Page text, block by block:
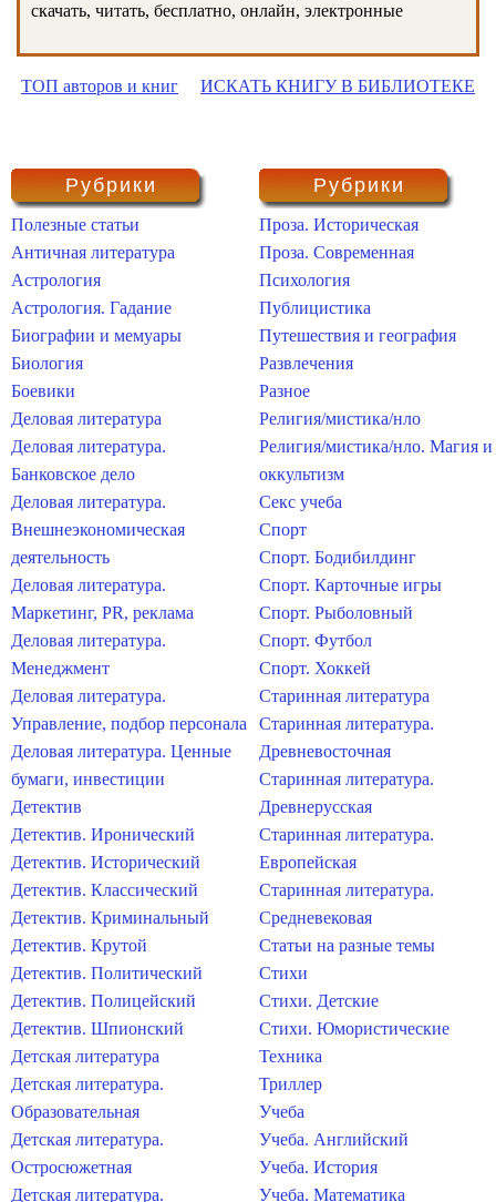
скачать, читать, бесплатно, онлайн, электронные
ТОП авторов и книг ИСКАТЬ КНИГУ В БИБЛИОТЕКЕ
Рубрики
Полезные статьи
Античная литература
Астрология
Астрология. Гадание
Биографии и мемуары
Биология
Боевики
Деловая литература
Деловая литература.
Банковское дело
Деловая литература.
Внешнеэкономическая
деятельность
Деловая литература.
Маркетинг, PR, реклама
Деловая литература.
Менеджмент
Деловая литература.
Управление, подбор персонала
Деловая литература. Ценные
бумаги, инвестиции
Детектив
Детектив. Иронический
Детектив. Исторический
Детектив. Классический
Детектив. Криминальный
Детектив. Крутой
Детектив. Политический
Детектив. Полицейский
Детектив. Шпионский
Детская литература
Детская литература.
Образовательная
Детская литература.
Остросюжетная
Детская литература.
Рубрики
Проза. Историческая
Проза. Современная
Психология
Публицистика
Путешествия и география
Развлечения
Разное
Религия/мистика/нло
Религия/мистика/нло. Магия и
оккультизм
Секс учеба
Спорт
Спорт. Бодибилдинг
Спорт. Карточные игры
Спорт. Рыболовный
Спорт. Футбол
Спорт. Хоккей
Старинная литература
Старинная литература.
Древневосточная
Старинная литература.
Древнерусская
Старинная литература.
Европейская
Старинная литература.
Средневековая
Статьи на разные темы
Стихи
Стихи. Детские
Стихи. Юмористические
Техника
Триллер
Учеба
Учеба. Английский
Учеба. История
Учеба. Математика